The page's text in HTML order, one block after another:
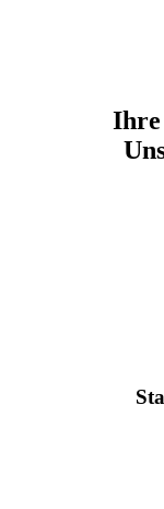
Ihre